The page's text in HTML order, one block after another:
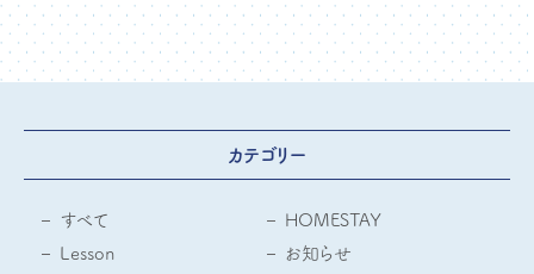
カテゴリー
すべて
HOMESTAY
Lesson
お知らせ